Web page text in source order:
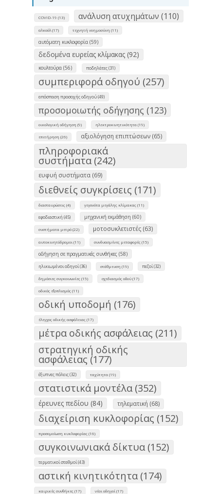
COVID-19 (13) ανάλυση ατυχημάτων (110)
αλκοόλ (17) τεχνητή νοημοσύνη (11)
αυτόματη κυκλοφορία (59)
δεδομένα ευρείας κλίμακας (92)
κουλτούρα (56) ποδηλάτες (31)
συμπεριφορά οδηγού (257)
απόσπαση προσοχής οδηγού (49)
προσομοιωτής οδήγησης (123)
οικολογική οδήγηση (9) ηλεκτροκινητικότητα (19)
επιτήρηση (26) αξιολόγηση επιπτώσεων (65)
πληροφοριακά
συστήματα (242)
ευφυή συστήματα (69)
διεθνείς συγκρίσεις (171)
διασταυρώσεις (4) γεγονότα μεγάλης κλίμακας (11)
εφοδιαστική (45) μηχανική εκμάθηση (60)
συστήματα μετρό (22) μοτοσυκλετιστές (63)
αυτοκινητόδρομοι (11) συνδυασμένες μεταφορές (15)
οδήγηση σε πραγματικές συνθήκες (58)
ηλικιωμένοι οδηγοί (36) στάθμευση (19) πεζοί (32)
δημόσιες συγκοινωνίες (15) σχεδιασμός οδού (17)
οδικός εξοπλισμός (11)
οδική υποδομή (176)
έλεγχος οδικής ασφάλειας (17)
μέτρα οδικής ασφάλειας (211)
στρατηγική οδικής
ασφάλειας (177)
έξυπνες πόλεις (32) ταχύτητα (19)
στατιστικά μοντέλα (352)
έρευνες πεδίου (84) τηλεματική (68)
διαχείριση κυκλοφορίας (152)
προσομοίωση κυκλοφορίας (16)
συγκοινωνιακά δίκτυα (152)
τερματικοί σταθμοί (43)
αστική κινητικότητα (174)
καιρικές συνθήκες (17) νέοι οδηγοί (17)